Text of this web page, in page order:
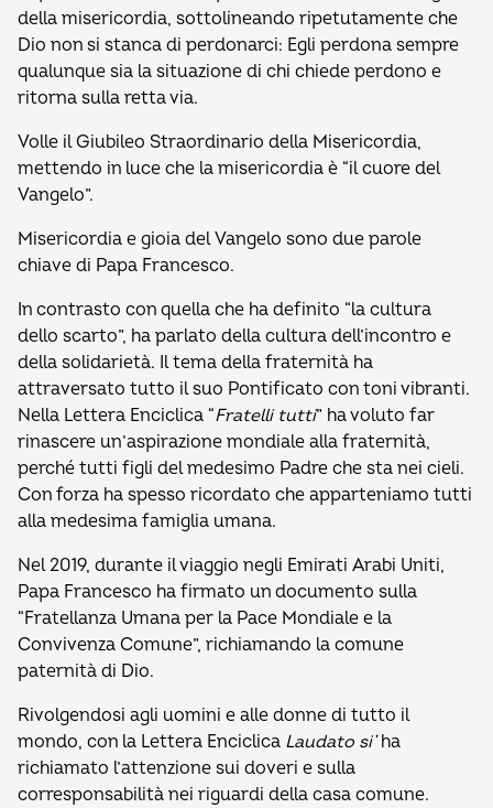
della misericordia, sottolineando ripetutamente che
Dio non si stanca di perdonarci: Egli perdona sempre
qualunque sia la situazione di chi chiede perdono e
ritorna sulla retta via.
Volle il Giubileo Straordinario della Misericordia,
mettendo in luce che la misericordia è “il cuore del
Vangelo”.
Misericordia e gioia del Vangelo sono due parole
chiave di Papa Francesco.
In contrasto con quella che ha definito “la cultura
dello scarto”, ha parlato della cultura dell’incontro e
della solidarietà. Il tema della fraternità ha
attraversato tutto il suo Pontificato con toni vibranti.
Nella Lettera Enciclica “Fratelli tutti” ha voluto far
rinascere un’aspirazione mondiale alla fraternità,
perché tutti figli del medesimo Padre che sta nei cieli.
Con forza ha spesso ricordato che apparteniamo tutti
alla medesima famiglia umana.
Nel 2019, durante il viaggio negli Emirati Arabi Uniti,
Papa Francesco ha firmato un documento sulla
“Fratellanza Umana per la Pace Mondiale e la
Convivenza Comune”, richiamando la comune
paternità di Dio.
Rivolgendosi agli uomini e alle donne di tutto il
mondo, con la Lettera Enciclica Laudato si’ha
richiamato l’attenzione sui doveri e sulla
corresponsabilità nei riguardi della casa comune.